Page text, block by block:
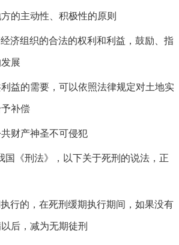
的主动性、积极性的原则
济组织的合法的权利和利益，鼓励、指
展
益的需要，可以依照法律规定对土地实
补偿
财产神圣不可侵犯
国《刑法》，以下关于死刑的说法，正
行的，在死刑缓期执行期间，如果没有
后，减为无期徒刑